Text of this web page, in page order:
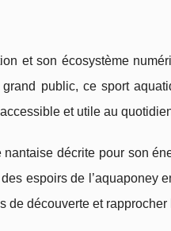
et son écosystème
public, ce sport
et utile au
décrite pour son
espoirs de l’aquaponey
de découverte et rapprocher